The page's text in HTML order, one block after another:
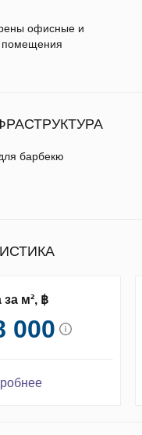
офисные и
помещения
барбекю
за м², ฿
000